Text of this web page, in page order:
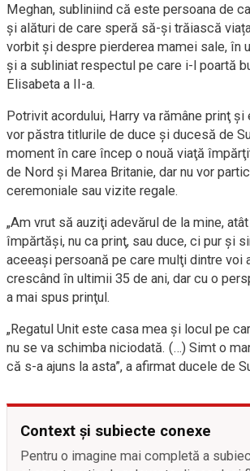
Meghan, subliniind că este persoana de
și alături de care speră să-și trăiască
vorbit și despre pierderea mamei sale, în
și a subliniat respectul pe care i-l poartă
Elisabeta a II-a.
Potrivit acordului, Harry va rămâne prinţ
vor păstra titlurile de duce şi ducesă de
moment în care încep o nouă viaţă
de Nord şi Marea Britanie, dar nu vor
ceremoniale sau vizite regale.
„Am vrut să auziţi adevărul de la mine,
împărtăşi, nu ca prinţ, sau duce, ci pur şi
aceeaşi persoană pe care mulţi dintre voi
crescând în ultimii 35 de ani, dar cu o
a mai spus prinţul.
„Regatul Unit este casa mea şi locul pe
nu se va schimba niciodată. (…) Simt o
că s-a ajuns la asta”, a afirmat ducele de
Context și subiecte conexe
Pentru o imagine mai completă a